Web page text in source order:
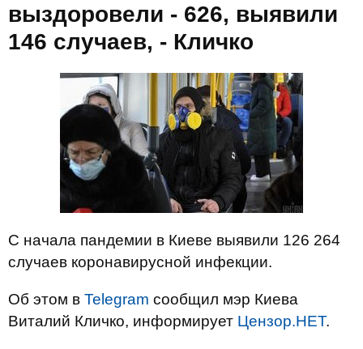
выздоровели - 626, выявили
146 случаев, - Кличко
С начала пандемии в Киеве выявили 126 264
случаев коронавирусной инфекции.
Об этом в Telegram сообщил мэр Киева
Виталий Кличко, информирует Цензор.НЕТ.